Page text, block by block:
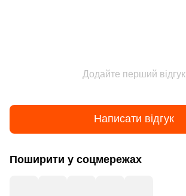
Додайте перший відгук
Написати відгук
Поширити у соцмережах